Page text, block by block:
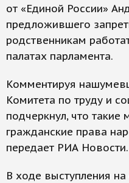
от «Единой России»
предложившего
родственникам
палатах парламента.
Комментируя
Комитета по труду и
подчеркнул, что
гражданские права
передает РИА Новости.
В ходе выступления